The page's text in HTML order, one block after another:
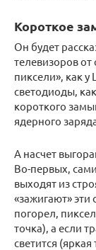
Короткое
Он будет
телевизоров
пиксели», как у
светодиоды,
короткого
ядерного
А насчет
Во-первых,
выходят из
«зажигают» эти
погорел,
точка), а если
светится (яркая